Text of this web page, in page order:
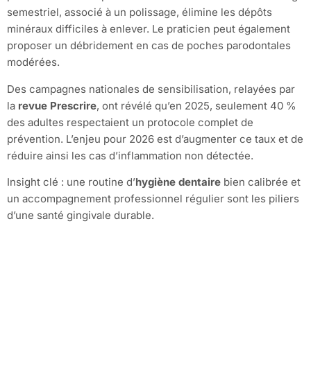
semestriel, associé à un polissage, élimine les dépôts
minéraux difficiles à enlever. Le praticien peut également
proposer un débridement en cas de poches parodontales
modérées.
Des campagnes nationales de sensibilisation, relayées par
la revue Prescrire, ont révélé qu’en 2025, seulement 40 %
des adultes respectaient un protocole complet de
prévention. L’enjeu pour 2026 est d’augmenter ce taux et de
réduire ainsi les cas d’inflammation non détectée.
Insight clé : une routine d’hygiène dentaire bien calibrée et
un accompagnement professionnel régulier sont les piliers
d’une santé gingivale durable.